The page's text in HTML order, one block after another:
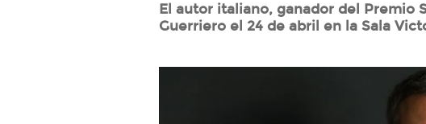
El autor italiano, ganador del Premio
Guerriero el 24 de abril en la Sala